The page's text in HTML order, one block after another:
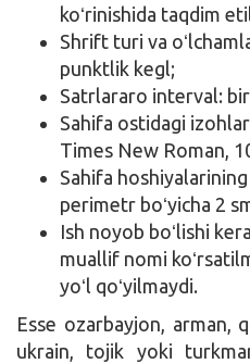
koʻrinishida taqdim
Shrift turi va
punktlik kegl;
Satrlararo interval:
Sahifa ostidagi
Times New Roman,
Sahifa
perimetr boʻyicha 2
Ish noyob boʻlishi
muallif nomi
yoʻl qoʻyilmaydi.
Esse ozarbayjon, arman,
ukrain, tojik yoki